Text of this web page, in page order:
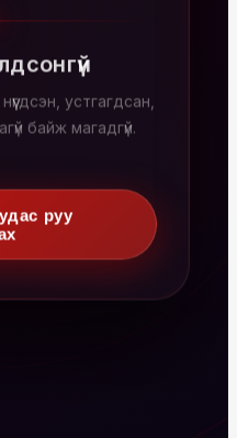
устгагдсан,
байж магадгүй.
руу